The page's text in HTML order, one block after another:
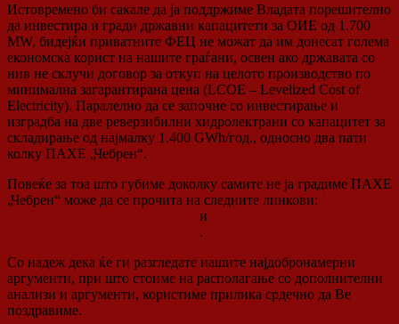
Истовремено би сакале да ја поддржиме Владата порешително
да инвестира и гради државни капацитети за ОИЕ од 1.700
MW, бидејќи приватните ФЕЦ не можат да им донесат голема
економска корист на нашите граѓани, освен ако државата со
нив не склучи договор за откуп на целото производство по
минимална загарантирана цена (LCOE – Levelized Cost of
Electricity). Паралелно да се започне со инвестирање и
изградба на две реверзибилни хидролектрани со капацитет за
складирање од најмалку 1.400 GWh/год., односно два пати
колку ПАХЕ „Чебрен“.
Повеќе за тоа што губиме доколку самите не ја градиме ПАХЕ
„Чебрен“ може да се прочита на следните линкови:
и
.
Со надеж дека ќе ги разгледате нашите најдобронамерни
аргументи, при што стоиме на располагање со дополнителни
анализи и аргументи, користиме прилика срдечно да Ве
поздравиме.